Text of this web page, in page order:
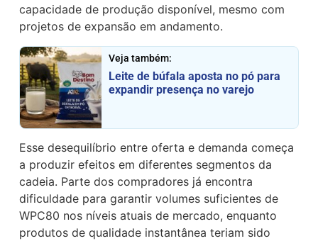
capacidade de produção disponível, mesmo com
projetos de expansão em andamento.
Veja também:
Leite de búfala aposta no pó para
expandir presença no varejo
Esse desequilíbrio entre oferta e demanda começa
a produzir efeitos em diferentes segmentos da
cadeia. Parte dos compradores já encontra
dificuldade para garantir volumes suficientes de
WPC80 nos níveis atuais de mercado, enquanto
produtos de qualidade instantânea teriam sido